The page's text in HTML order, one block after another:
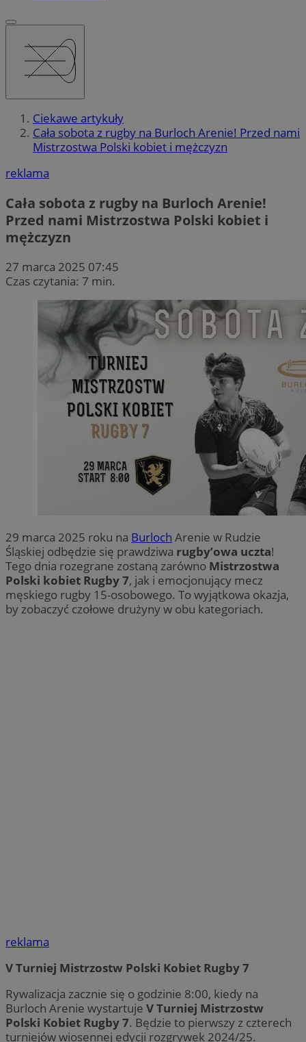
Ciekawe artykuły
Cała sobota z rugby na Burloch Arenie! Przed nami
Mistrzostwa Polski kobiet i mężczyzn
reklama
Cała sobota z rugby na Burloch Arenie!
Przed nami Mistrzostwa Polski kobiet i
mężczyzn
27 marca 2025 07:45
Czas czytania: 7 min.
29 marca 2025 roku na Burloch Arenie w Rudzie
Śląskiej odbędzie się prawdziwa rugby’owa uczta!
Tego dnia rozegrane zostaną zarówno Mistrzostwa
Polski kobiet Rugby 7, jak i emocjonujący mecz
męskiego rugby 15-osobowego. To wyjątkowa okazja,
by zobaczyć czołowe drużyny w obu kategoriach.
reklama
V Turniej Mistrzostw Polski Kobiet Rugby 7
Rywalizacja zacznie się o godzinie 8:00, kiedy na
Burloch Arenie wystartuje V Turniej Mistrzostw
Polski Kobiet Rugby 7. Będzie to pierwszy z czterech
turniejów wiosennej edycji rozgrywek 2024/25.